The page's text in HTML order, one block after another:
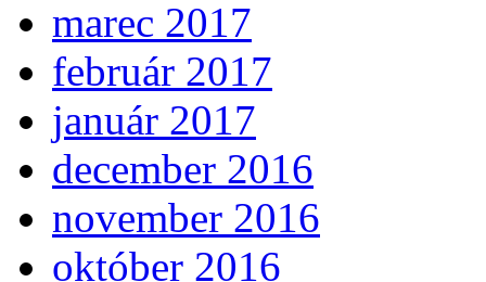
marec 2017
február 2017
január 2017
december 2016
november 2016
október 2016